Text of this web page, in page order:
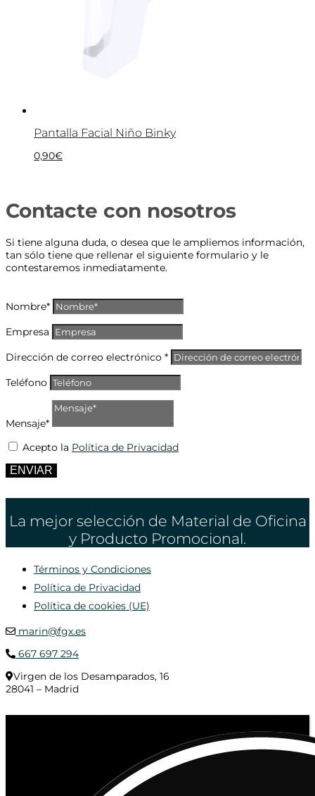
Pantalla Facial Niño Binky
0,90€
Contacte con nosotros
Si tiene alguna duda, o desea que le ampliemos información,
tan sólo tiene que rellenar el siguiente formulario y le
contestaremos inmediatamente.
Nombre*
Empresa
Dirección de correo electrónico *
Teléfono
Mensaje*
Acepto la Política de Privacidad
ENVIAR
La mejor selección de Material de Oficina
y Producto Promocional.
Términos y Condiciones
Política de Privacidad
Política de cookies (UE)
marin@fgx.es
667 697 294
Virgen de los Desamparados, 16
28041 – Madrid